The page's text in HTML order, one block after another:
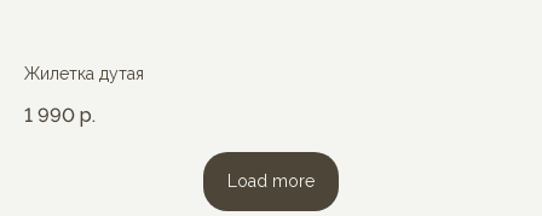
Жилетка дутая
1 990 р.
Load more